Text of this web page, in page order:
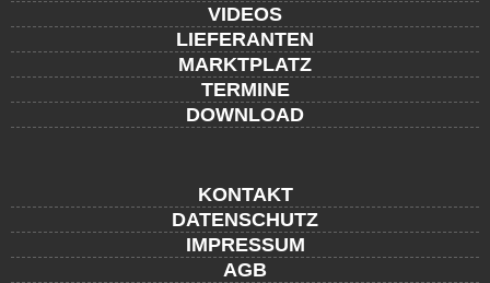
VIDEOS
LIEFERANTEN
MARKTPLATZ
TERMINE
DOWNLOAD
KONTAKT
DATENSCHUTZ
IMPRESSUM
AGB